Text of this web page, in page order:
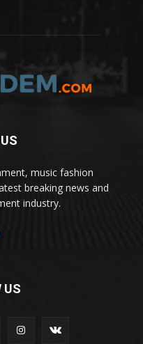
music fashion
breaking news and
industry.
US